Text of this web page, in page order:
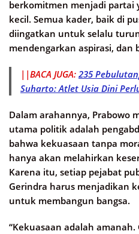
berkomitmen menjadi partai
kecil. Semua kader, baik di
diingatkan untuk selalu
mendengarkan aspirasi, dan
||BACA JUGA: 235
Suharto: Atlet Usia Dini
Dalam arahannya, Prabowo
utama politik adalah
bahwa kekuasaan tanpa
hanya akan melahirkan
Karena itu, setiap pejabat
Gerindra harus menjadikan
untuk membangun bangsa.
“Kekuasaan adalah